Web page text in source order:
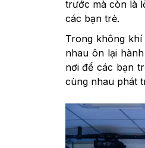
trước mà còn là
các bạn trẻ.
Trong không
nhau ôn lại
nơi để các bạn
cùng nhau phát